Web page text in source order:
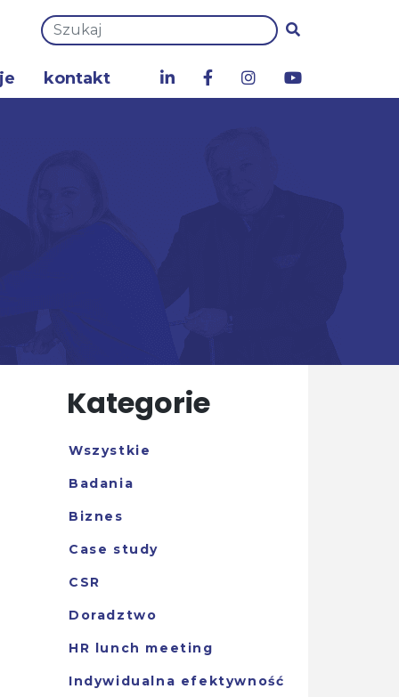
kontakt
Kategorie
Wszystkie
Badania
Biznes
Case study
CSR
Doradztwo
HR lunch meeting
Indywidualna efektywność